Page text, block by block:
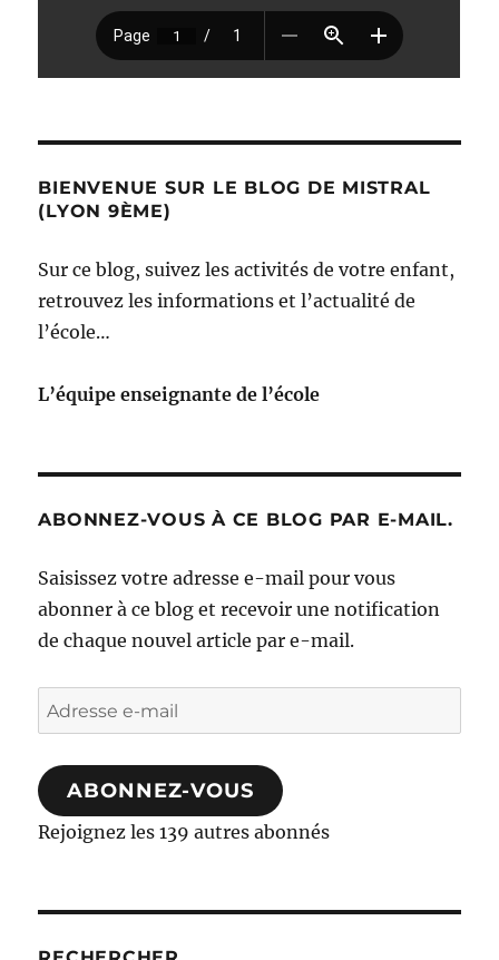
BIENVENUE SUR LE BLOG DE MISTRAL
(LYON 9ÈME)
Sur ce blog, suivez les activités de votre enfant,
retrouvez les informations et l’actualité de
l’école…
L’équipe enseignante de l’école
ABONNEZ-VOUS À CE BLOG PAR E-MAIL.
Saisissez votre adresse e-mail pour vous
abonner à ce blog et recevoir une notification
de chaque nouvel article par e-mail.
Adresse
e-
mail
ABONNEZ-VOUS
Rejoignez les 139 autres abonnés